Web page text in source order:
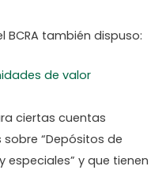
BCRA también dispuso:
de valor
ciertas cuentas
“Depósitos de
especiales” y que tienen